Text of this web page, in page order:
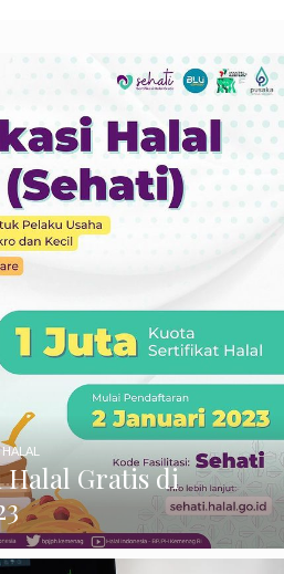
Halal Gratis di